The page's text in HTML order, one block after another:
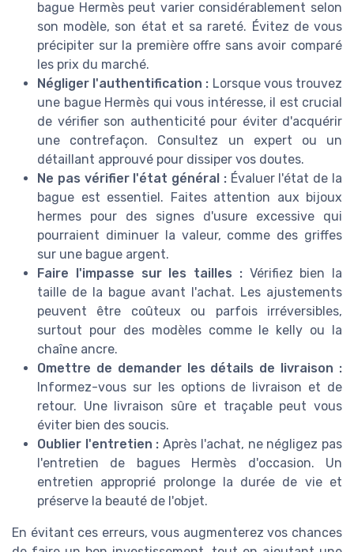
bague Hermès peut varier considérablement selon
son modèle, son état et sa rareté. Évitez de vous
précipiter sur la première offre sans avoir comparé
les prix du marché.
Négliger l'authentification : Lorsque vous trouvez
une bague Hermès qui vous intéresse, il est crucial
de vérifier son authenticité pour éviter d'acquérir
une contrefaçon. Consultez un expert ou un
détaillant approuvé pour dissiper vos doutes.
Ne pas vérifier l'état général :Évaluer l'état de la
bague est essentiel. Faites attention aux bijoux
hermes pour des signes d'usure excessive qui
pourraient diminuer la valeur, comme des griffes
sur une bague argent.
Faire l'impasse sur les tailles :Vérifiez bien la
taille de la bague avant l'achat. Les ajustements
peuvent être coûteux ou parfois irréversibles,
surtout pour des modèles comme le kelly ou la
chaîne ancre.
Omettre de demander les détails de livraison :
Informez-vous sur les options de livraison et de
retour. Une livraison sûre et traçable peut vous
éviter bien des soucis.
Oublier l'entretien : Après l'achat, ne négligez pas
l'entretien de bagues Hermès d'occasion. Un
entretien approprié prolonge la durée de vie et
préserve la beauté de l'objet.
En évitant ces erreurs, vous augmenterez vos chances